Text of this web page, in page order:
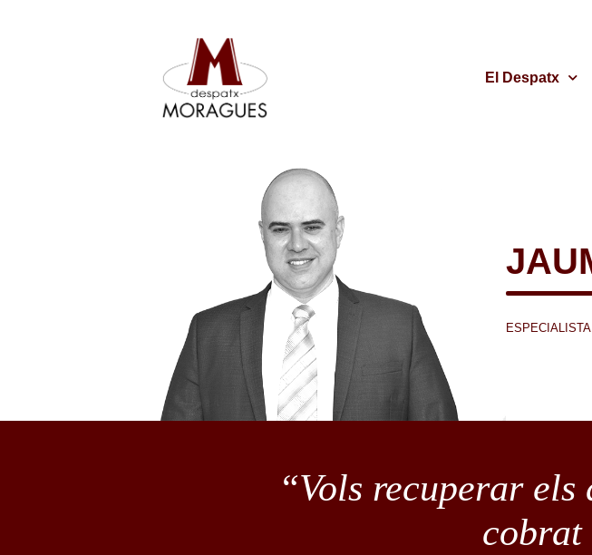
El Despatx
“Vols recuperar els
cobrat